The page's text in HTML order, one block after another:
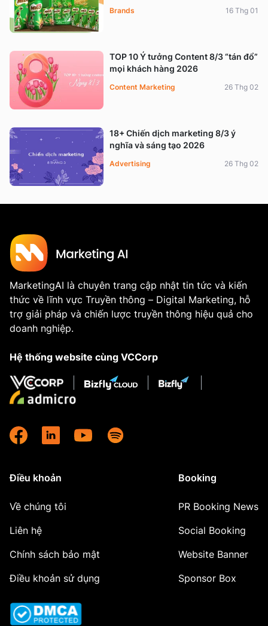
Brands 16 Thg 01
TOP 10 Ý tưởng Content 8/3 “tán đổ”
mọi khách hàng 2026
Content Marketing 26 Thg 02
18+ Chiến dịch marketing 8/3 ý
nghĩa và sáng tạo 2026
Advertising 26 Thg 02
MarketingAI là chuyên trang cập nhật tin tức và kiến
thức về lĩnh vực Truyền thông – Digital Marketing, hỗ
trợ giải pháp và chiến lược truyền thông hiệu quả cho
doanh nghiệp.
Hệ thống website cùng VCCorp
Điều khoản
Về chúng tôi
Liên hệ
Chính sách bảo mật
Điều khoản sử dụng
Booking
PR Booking News
Social Booking
Website Banner
Sponsor Box